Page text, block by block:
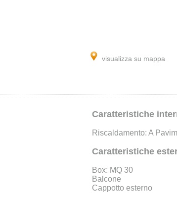
visualizza su mappa
Caratteristiche
Riscaldamento: A
Caratteristiche
Box: MQ 30
Balcone
Cappotto esterno